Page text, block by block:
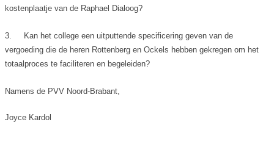
kostenplaatje van de Raphael Dialoog?
Kan het college een uitputtende specificering geven van de
vergoeding die de heren Rottenberg en Ockels hebben gekregen om het
totaalproces te faciliteren en begeleiden?
Namens de PVV Noord-Brabant,
Joyce Kardol